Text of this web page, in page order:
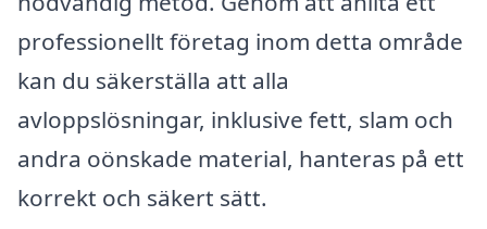
professionellt företag inom detta område
kan du säkerställa att alla
avloppslösningar, inklusive fett, slam och
andra oönskade material, hanteras på ett
korrekt och säkert sätt.